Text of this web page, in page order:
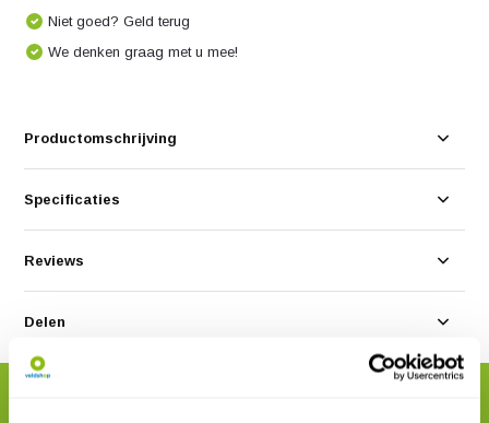
Niet goed? Geld terug
We denken graag met u mee!
Productomschrijving
Specificaties
Reviews
Delen